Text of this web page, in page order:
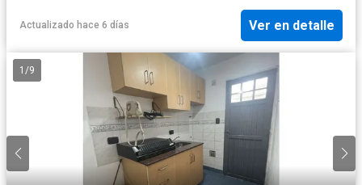
Actualizado hace 6 días Ver en detalle
1 /9